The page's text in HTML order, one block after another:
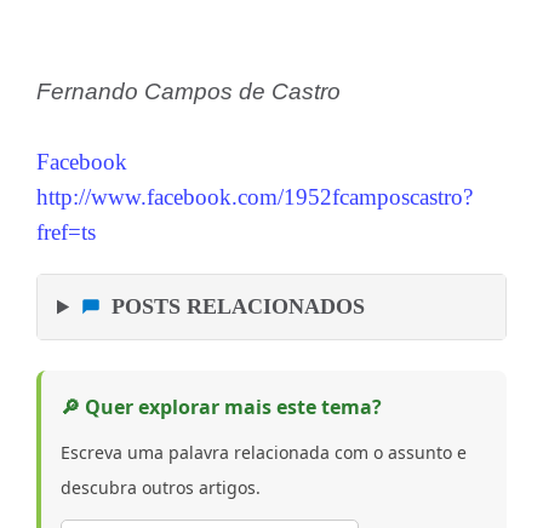
Fernando Campos de Castro
Facebook
http://www.facebook.com/1952fcamposcastro?
fref=ts
POSTS RELACIONADOS
🔎 Quer explorar mais este tema?
Escreva uma palavra relacionada com o assunto e
descubra outros artigos.